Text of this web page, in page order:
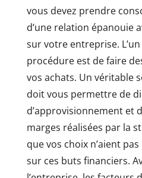
vous devez prendre
d’une relation épanouie
sur votre entreprise.
procédure est de faire
vos achats. Un véritable
doit vous permettre de
d’approvisionnement et
marges réalisées par la
que vos choix n’aient
sur ces buts financiers.